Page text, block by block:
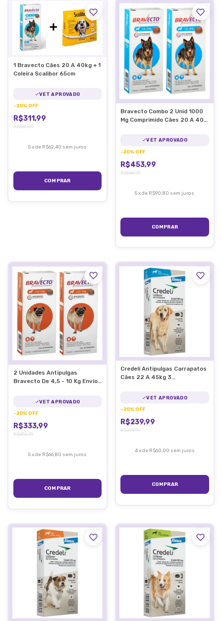
1 Bravecto Cães 20 A 40kg + 1
Coleira Scalibor 65cm
VET APROVADO
-20% OFF
R$311,99
R$389,99
5xde R$62,40 sem juros
Bravecto Combo 2 Unid 1000
Mg Comprimido Cães 20 A 40
VET APROVADO
-20% OFF
R$453,99
R$566,99
5xde R$90,80 sem juros
2 Unidades Antipulgas
Bravecto De 4,5 - 10 Kg Envio
VET APROVADO
-20% OFF
R$333,99
R$416,99
5xde R$66,80 sem juros
Credeli Antipulgas Carrapatos
Cães 22 A 45kg 3
VET APROVADO
-20% OFF
R$239,99
R$299,99
4xde R$60,00 sem juros